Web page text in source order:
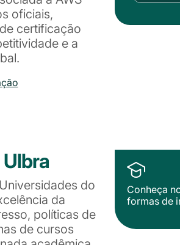
oficiais,
certificação
e a
do
da
políticas de
de cursos
Conheça
formas de